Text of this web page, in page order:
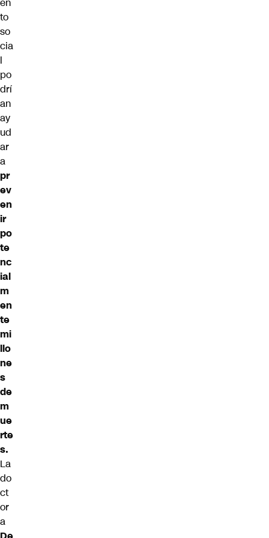
to
so
cia
l
po
drí
an
ay
ud
ar
a
pr
ev
en
ir
po
te
nc
ial
m
en
te
mi
llo
ne
s
de
m
ue
rte
s.
La
do
ct
or
a